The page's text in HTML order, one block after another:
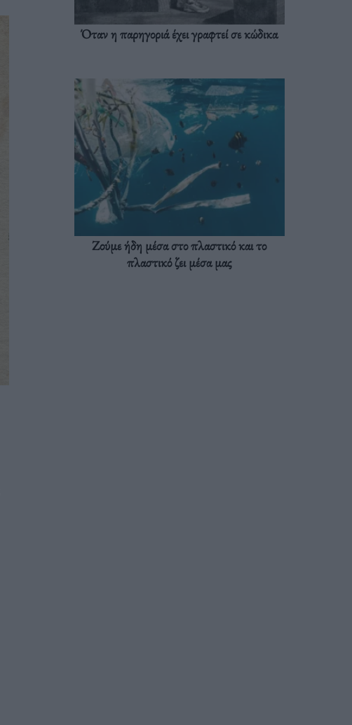
Όταν η παρηγοριά έχει γραφτεί σε κώδικα
Ζούμε ήδη μέσα στο πλαστικό και το
πλαστικό ζει μέσα μας